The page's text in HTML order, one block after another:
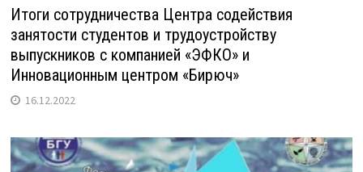
Итоги сотрудничества Центра содействия
занятости студентов и трудоустройству
выпускников с компанией «ЭФКО» и
Инновационным центром «Бирюч»
16.12.2022